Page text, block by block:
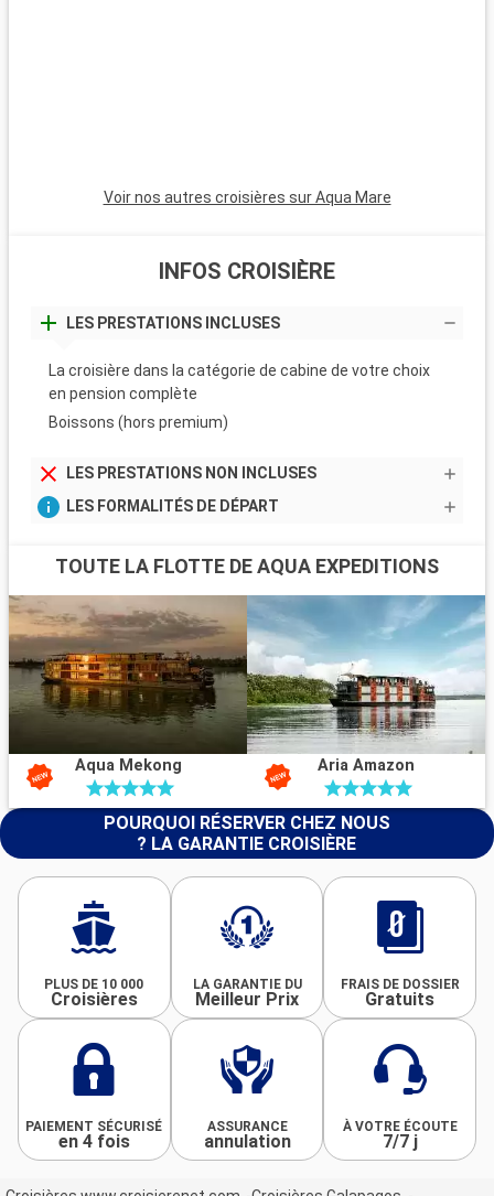
Voir nos autres croisières sur Aqua Mare
INFOS CROISIÈRE
LES PRESTATIONS INCLUSES
La croisière dans la catégorie de cabine de votre choix
en pension complète
Boissons (hors premium)
LES PRESTATIONS NON INCLUSES
LES FORMALITÉS DE DÉPART
TOUTE LA FLOTTE DE AQUA EXPEDITIONS
Aqua Mekong Aria Amazon
POURQUOI RÉSERVER CHEZ NOUS
? LA GARANTIE CROISIÈRE
PLUS DE 10 000
Croisières
LA GARANTIE DU
Meilleur Prix
FRAIS DE DOSSIER
Gratuits
PAIEMENT SÉCURISÉ
en 4 fois
ASSURANCE
annulation
À VOTRE ÉCOUTE
7/7 j